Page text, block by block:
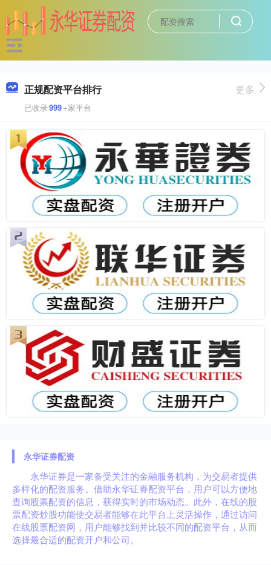
正规配资平台排行
已收录999+家平台
更多
永华证券配资
永华证券是一家备受关注的金融服务机构，为交易者提供
多样化的配资服务。借助永华证券配资平台，用户可以方便地
查询股票配资的信息，获得实时的市场动态。此外，在线的股
票配资炒股功能使交易者能够在此平台上灵活操作，通过访问
在线股票配资网，用户能够找到并比较不同的配资平台，从而
选择最合适的配资开户和公司。